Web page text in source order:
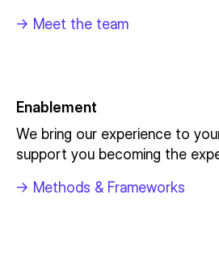
-> Meet the team
Enablement
We bring our experience to
support you becoming the
-> Methods & Frameworks